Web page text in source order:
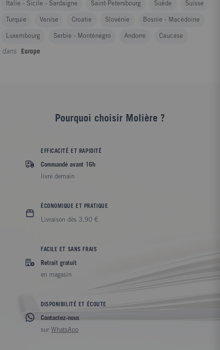
Italie - Sicile - Sardaigne Saint-Petersbourg Suède Suisse
Turquie Venise Croatie Slovénie Bosnie - Macédoine
Luxembourg Serbie - Monténégro Andorre Caucase
dans Europe
Pourquoi choisir Molière ?
EFFICACITÉ ET RAPIDITÉ
Commandé avant 16h
livré demain
ÉCONOMIQUE ET PRATIQUE
Livraison dès 3,90 €
FACILE ET SANS FRAIS
Retrait gratuit
en magasin
DISPONIBILITÉ ET ÉCOUTE
Contactez-nous
sur WhatsApp